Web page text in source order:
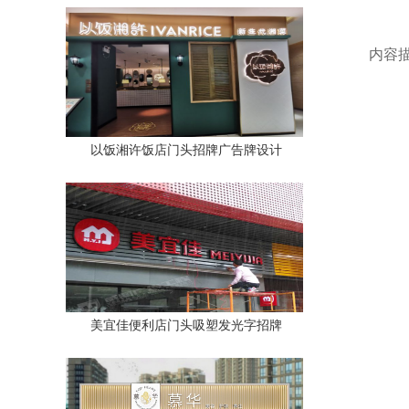
以饭湘许饭店门头招牌广告牌设计
美宜佳便利店门头吸塑发光字招牌
内容